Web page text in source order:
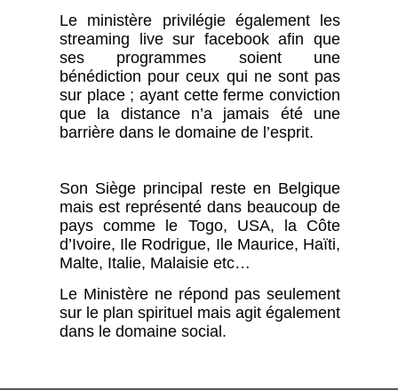
Le ministère privilégie également les
streaming live sur facebook afin que
ses programmes soient une
bénédiction pour ceux qui ne sont pas
sur place ; ayant cette ferme conviction
que la distance n’a jamais été une
barrière dans le domaine de l’esprit.
Son Siège principal reste en Belgique
mais est représenté dans beaucoup de
pays comme le Togo, USA, la Côte
d’Ivoire, Ile Rodrigue, Ile Maurice, Haïti,
Malte, Italie, Malaisie etc…
Le Ministère ne répond pas seulement
sur le plan spirituel mais agit également
dans le domaine social.